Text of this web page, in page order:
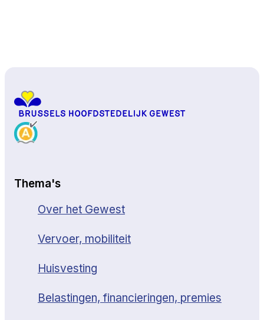
Thema's
Over het Gewest
Vervoer, mobiliteit
Huisvesting
Belastingen, financieringen, premies